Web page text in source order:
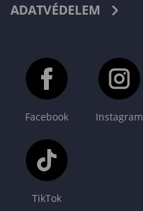
ADATVÉDELEM
Facebook Instagram
TikTok